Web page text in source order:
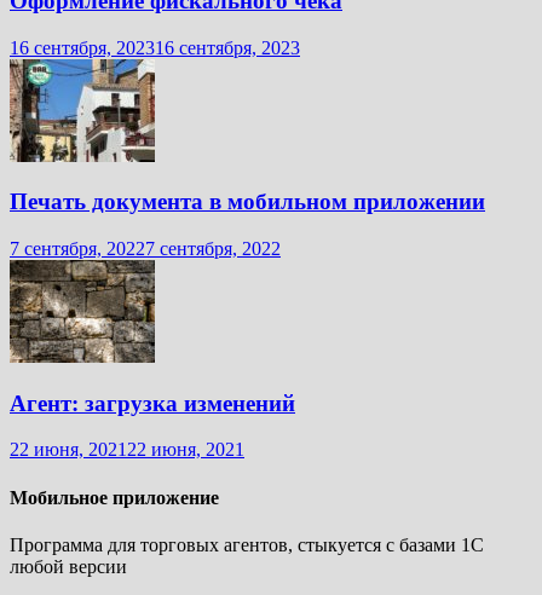
16 сентября, 202316 сентября, 2023
Печать документа в мобильном приложении
7 сентября, 20227 сентября, 2022
Агент: загрузка изменений
22 июня, 2021 22 июня, 2021
Мобильное приложение
Программа для торговых агентов, стыкуется с базами 1С
любой версии